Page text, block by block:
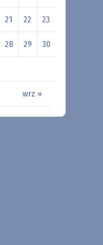
wrz »
21 22 23
28 29 30